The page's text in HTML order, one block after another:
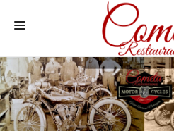
HOME
MOTOS NACIONALES Y OTRAS
REC. MOTOS